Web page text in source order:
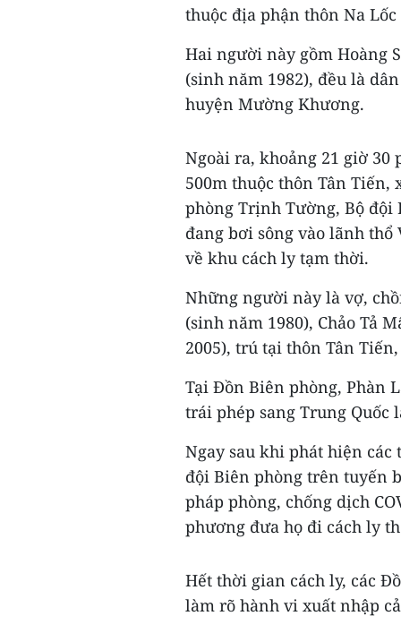
thuộc địa phận thôn Na Lốc
Hai người này gồm Hoàng
(sinh năm 1982), đều là
huyện Mường Khương.
Ngoài ra, khoảng 21 giờ 30
500m thuộc thôn Tân
phòng Trịnh Tường, Bộ đội
đang bơi sông vào lãnh
về khu cách ly tạm thời.
Những người này là vợ,
(sinh năm 1980), Chảo Tả
2005), trú tại thôn Tân
Tại Đồn Biên phòng, Phàn
trái phép sang Trung Quốc
Ngay sau khi phát hiện
đội Biên phòng trên tuyến
pháp phòng, chống dịch
phương đưa họ đi cách ly
Hết thời gian cách ly, các
làm rõ hành vi xuất nhập